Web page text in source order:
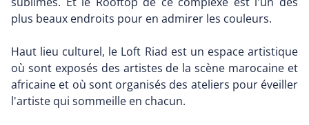
plus beaux endroits pour en admirer les couleurs.
Haut lieu culturel, le Loft Riad est un espace artistique
où sont exposés des artistes de la scène marocaine et
africaine et où sont organisés des ateliers pour éveiller
l'artiste qui sommeille en chacun.